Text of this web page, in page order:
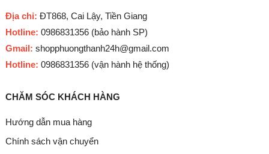
Địa chỉ: ĐT868, Cai Lậy, Tiền Giang
Hotline: 0986831356 (bảo hành SP)
Gmail: shopphuongthanh24h@gmail.com
Hotline: 0986831356 (vận hành hệ thống)
CHĂM SÓC KHÁCH HÀNG
Hướng dẫn mua hàng
Chính sách vận chuyển